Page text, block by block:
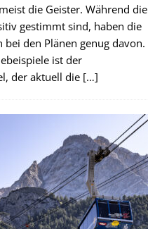
die Geister. Während die
gestimmt sind, haben die
bei den Plänen genug davon.
ist der
der aktuell die […]